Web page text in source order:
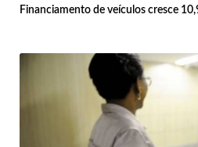
Financiamento de veículos cresce